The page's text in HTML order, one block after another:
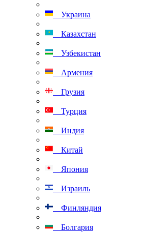
Украина
Казахстан
Узбекистан
Армения
Грузия
Турция
Индия
Китай
Япония
Израиль
Финляндия
Болгария